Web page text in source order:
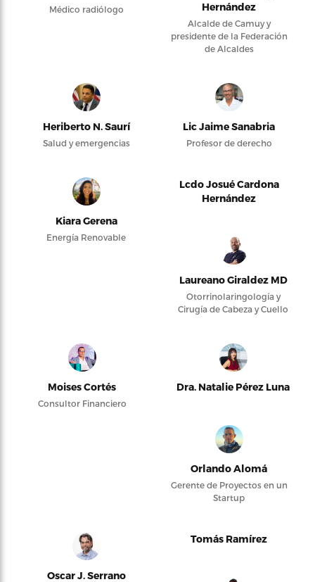
Médico radiólogo
Hernández
Alcalde de Camuy y
presidente de la Federación
de Alcaldes
Heriberto N. Saurí
Salud y emergencias
Lic Jaime Sanabria
Profesor de derecho
Kiara Gerena
Energía Renovable
Lcdo Josué Cardona
Hernández
Laureano Giraldez MD
Otorrinolaringología y
Cirugía de Cabeza y Cuello
Moises Cortés
Consultor Financiero
Dra. Natalie Pérez Luna
Orlando Alomá
Gerente de Proyectos en un
Startup
Oscar J. Serrano
Tomás Ramírez